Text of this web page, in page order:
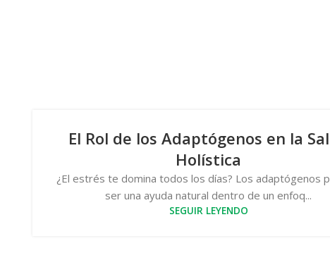
El Rol de los Adaptógenos en la
Holística
¿El estrés te domina todos los días? Los adaptógenos
ser una ayuda natural dentro de un enfoq...
SEGUIR LEYENDO